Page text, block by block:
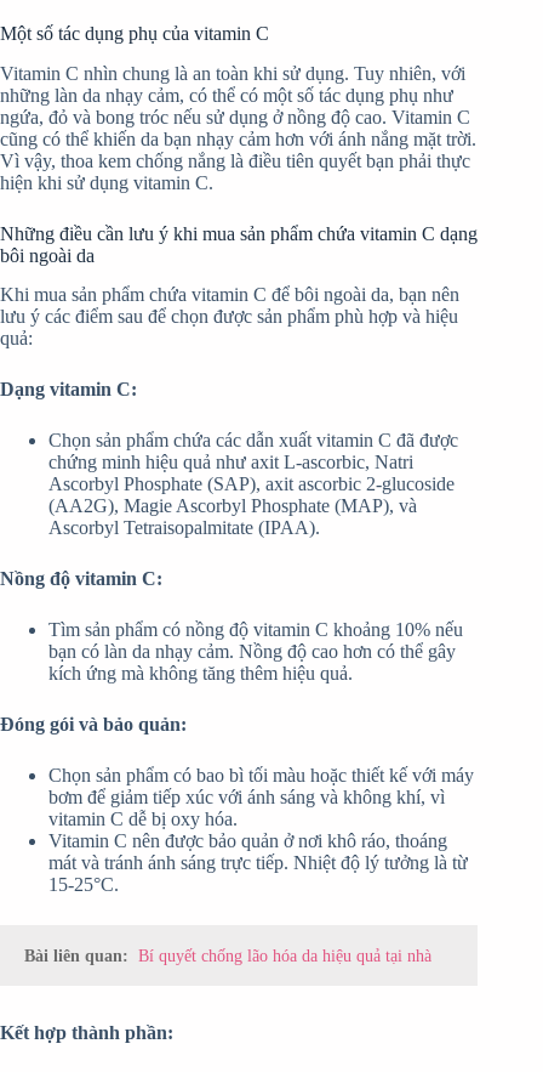
Một số tác dụng phụ của vitamin C
Vitamin C nhìn chung là an toàn khi sử dụng. Tuy nhiên, với
những làn da nhạy cảm, có thể có một số tác dụng phụ như
ngứa, đỏ và bong tróc nếu sử dụng ở nồng độ cao. Vitamin C
cũng có thể khiến da bạn nhạy cảm hơn với ánh nắng mặt trời.
Vì vậy, thoa kem chống nắng là điều tiên quyết bạn phải thực
hiện khi sử dụng vitamin C.
Những điều cần lưu ý khi mua sản phẩm chứa vitamin C dạng
bôi ngoài da
Khi mua sản phẩm chứa vitamin C để bôi ngoài da, bạn nên
lưu ý các điểm sau để chọn được sản phẩm phù hợp và hiệu
quả:
Dạng vitamin C:
Chọn sản phẩm chứa các dẫn xuất vitamin C đã được
chứng minh hiệu quả như axit L-ascorbic, Natri
Ascorbyl Phosphate (SAP), axit ascorbic 2-glucoside
(AA2G), Magie Ascorbyl Phosphate (MAP), và
Ascorbyl Tetraisopalmitate (IPAA).
Nồng độ vitamin C:
Tìm sản phẩm có nồng độ vitamin C khoảng 10% nếu
bạn có làn da nhạy cảm. Nồng độ cao hơn có thể gây
kích ứng mà không tăng thêm hiệu quả.
Đóng gói và bảo quản:
Chọn sản phẩm có bao bì tối màu hoặc thiết kế với máy
bơm để giảm tiếp xúc với ánh sáng và không khí, vì
vitamin C dễ bị oxy hóa.
Vitamin C nên được bảo quản ở nơi khô ráo, thoáng
mát và tránh ánh sáng trực tiếp. Nhiệt độ lý tưởng là từ
15-25°C.
Bài liên quan: Bí quyết chống lão hóa da hiệu quả tại nhà
Kết hợp thành phần: